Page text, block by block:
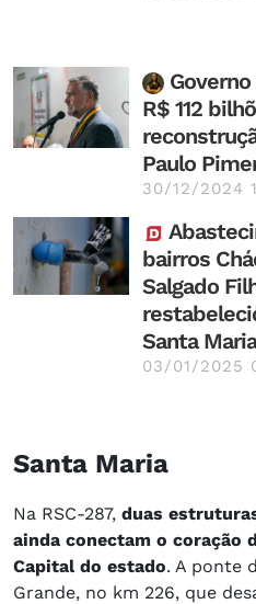
R$ 112
Paulo
30/12/2024
bairros
Salgado
Santa Maria
03/01/2025
Santa Maria
Na RSC-287, duas
ainda conectam o coração
Capital do estado. A ponte
Grande, no km 226, que